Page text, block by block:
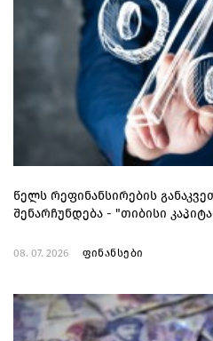
წელს რეფინანსირების
შენარჩუნდება - "თიბისი
08. 07. 2026 ფინანსები